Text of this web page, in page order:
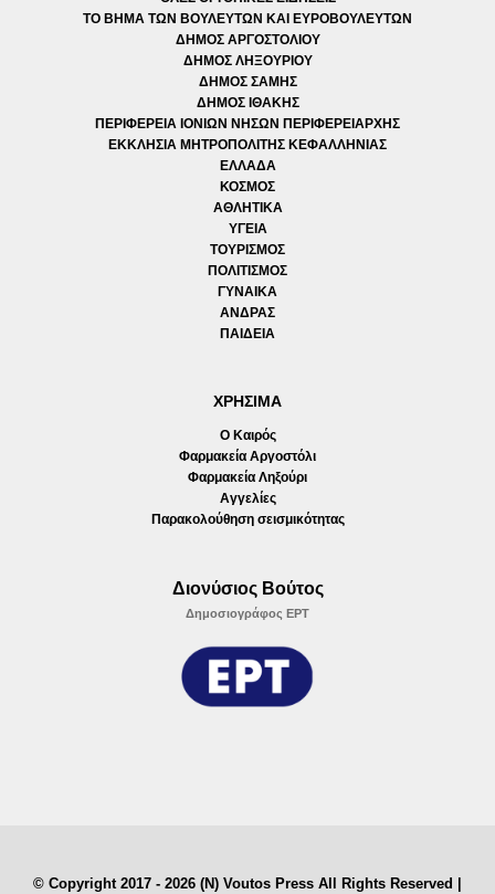
ΤΟ ΒΗΜΑ ΤΩΝ ΒΟΥΛΕΥΤΩΝ ΚΑΙ ΕΥΡΟΒΟΥΛΕΥΤΩΝ
ΔΗΜΟΣ ΑΡΓΟΣΤΟΛΙΟΥ
ΔΗΜΟΣ ΛΗΞΟΥΡΙΟΥ
ΔΗΜΟΣ ΣΑΜΗΣ
ΔΗΜΟΣ ΙΘΑΚΗΣ
ΠΕΡΙΦΕΡΕΙΑ ΙΟΝΙΩΝ ΝΗΣΩΝ ΠΕΡΙΦΕΡΕΙΑΡΧΗΣ
ΕΚΚΛΗΣΙΑ ΜΗΤΡΟΠΟΛΙΤΗΣ ΚΕΦΑΛΛΗΝΙΑΣ
ΕΛΛΑΔΑ
ΚΟΣΜΟΣ
ΑΘΛΗΤΙΚΑ
ΥΓΕΙΑ
ΤΟΥΡΙΣΜΟΣ
ΠΟΛΙΤΙΣΜΟΣ
ΓΥΝΑΙΚΑ
ΑΝΔΡΑΣ
ΠΑΙΔΕΙΑ
ΧΡΗΣΙΜΑ
Ο Καιρός
Φαρμακεία Αργοστόλι
Φαρμακεία Ληξούρι
Αγγελίες
Παρακολούθηση σεισμικότητας
Διονύσιος Βούτος
Δημοσιογράφος ΕΡΤ
© Copyright 2017 - 2026 (N) Voutos Press All Rights Reserved |